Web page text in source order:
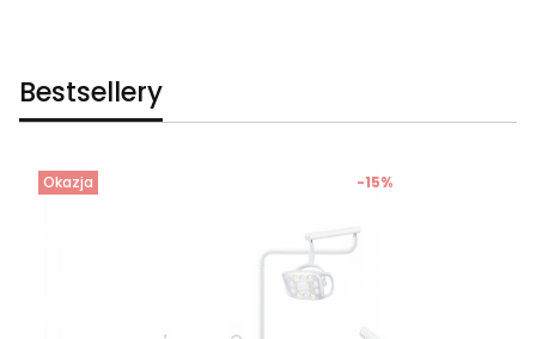
Bestsellery
Okazja -15%